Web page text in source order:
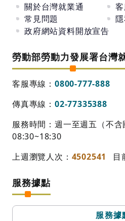
關於台灣就業通
常見問題
政府網站資料開放宣告
勞動部勞動力發展署台灣
客服專線： 0800-777-888
傳真專線： 02-77335388
服務時間：週一至週五（不含
08:30~18:30
上週瀏覽人次： 4502541 目
服務據點
服務據